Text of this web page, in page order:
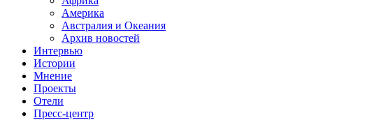
Америка
Австралия и Океания
Архив новостей
Интервью
Истории
Мнение
Проекты
Отели
Пресс-центр